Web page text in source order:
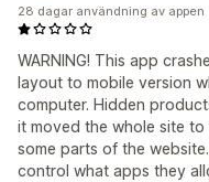
WARNING! This app
layout to mobile version
computer. Hidden
it moved the whole site
some parts of the
control what apps they
28 dagar användning av appen